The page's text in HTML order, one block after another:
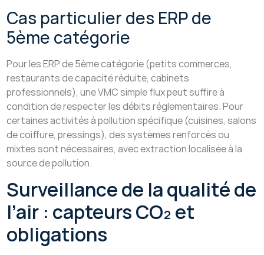
Cas particulier des ERP de
5ème catégorie
Pour les ERP de 5ème catégorie (petits commerces,
restaurants de capacité réduite, cabinets
professionnels), une VMC simple flux peut suffire à
condition de respecter les débits réglementaires. Pour
certaines activités à pollution spécifique (cuisines, salons
de coiffure, pressings), des systèmes renforcés ou
mixtes sont nécessaires, avec extraction localisée à la
source de pollution.
Surveillance de la qualité de
l’air : capteurs CO₂ et
obligations